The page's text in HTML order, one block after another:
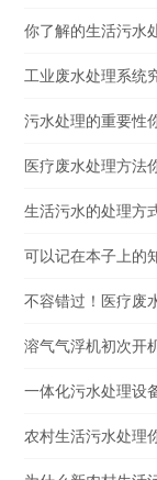
你了解的生活污水
工业废水处理系统
污水处理的重要性
医疗废水处理方法
生活污水的处理方
可以记在本子上的
不容错过！医疗废
溶气气浮机初次开
一体化污水处理设
农村生活污水处理